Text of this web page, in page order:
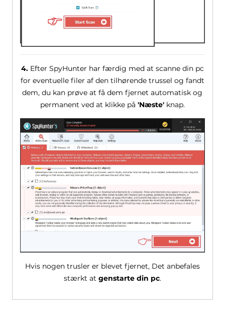
4.Efter SpyHunter har færdig med at scanne din pc
for eventuelle filer af den tilhørende trussel og fandt
dem, du kan prøve at få dem fjernet automatisk og
permanent ved at klikke på 'Næste'knap.
Hvis nogen trusler er blevet fjernet, Det anbefales
stærkt at genstarte din pc.